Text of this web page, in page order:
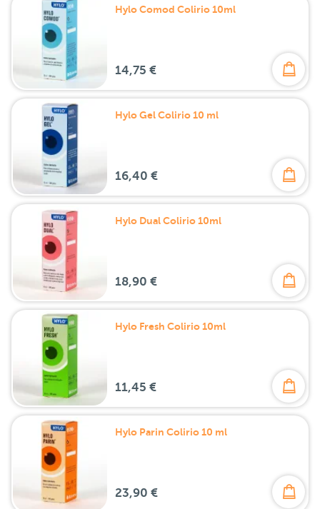
Hylo Comod Colirio 10ml
14,75 €
Hylo Gel Colirio 10 ml
16,40 €
Hylo Dual Colirio 10ml
18,90 €
Hylo Fresh Colirio 10ml
11,45 €
Hylo Parin Colirio 10 ml
23,90 €